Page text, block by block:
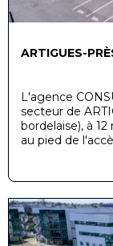
ARTIGUES-
L'agence
secteur de
bordelaise), à
au pied de